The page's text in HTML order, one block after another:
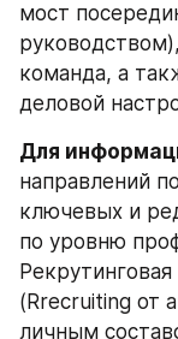
мост
команда, а
деловой
Для
направлений
ключевых и
по уровню
(Rrecruiting от
личным